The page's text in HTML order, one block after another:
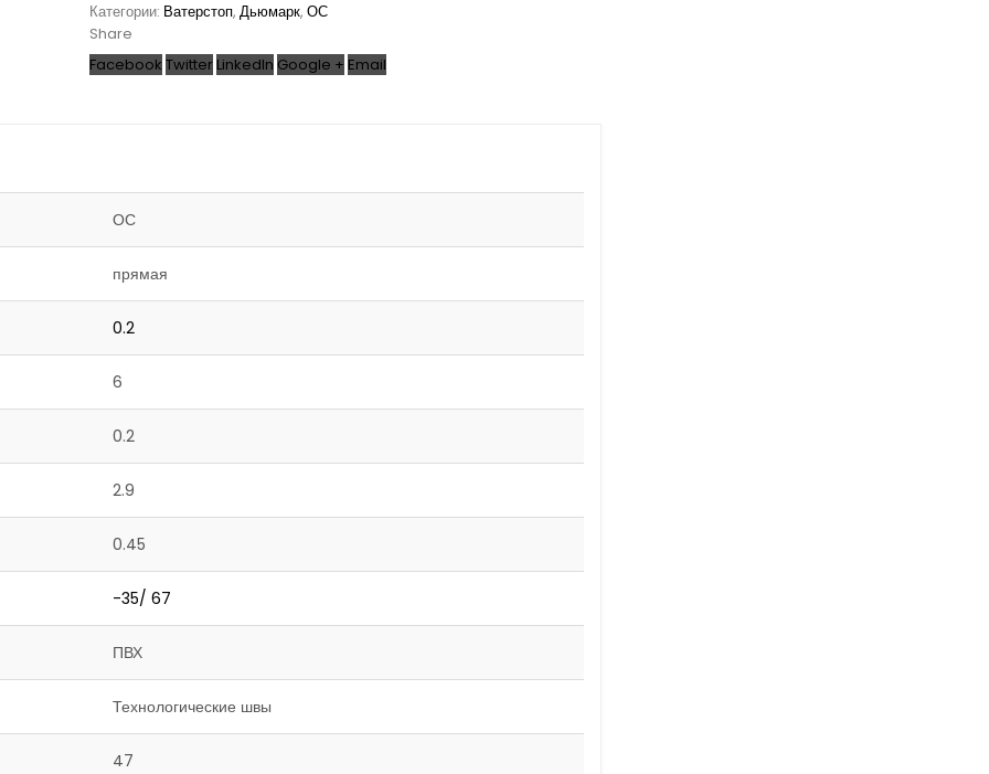
Категории: Ватерстоп, Дьюмарк, ОС
Share
Facebook Twitter LinkedIn Google + Email
ОС
прямая
0.2
6
0.2
2.9
0.45
-35/ 67
ПВХ
Технологические швы
47